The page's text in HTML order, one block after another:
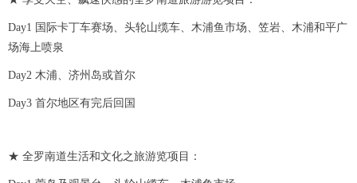
Day1 国际卡丁车赛场、头轮山缆车、木浦鱼市场、笠岩、木浦和平广
场海上喷泉
Day2 木浦、济州岛或首尔
Day3 首尔地区有完后回国
★ 全罗南道生活和文化之旅游览项目：